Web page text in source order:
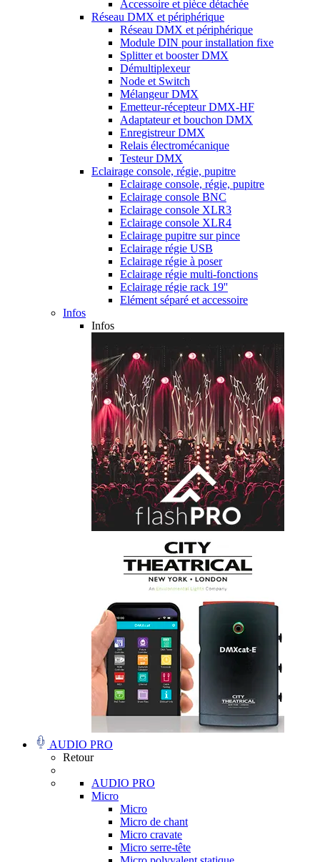
Accessoire et pièce détachée
Réseau DMX et périphérique
Réseau DMX et périphérique
Module DIN pour installation fixe
Splitter et booster DMX
Démultiplexeur
Node et Switch
Mélangeur DMX
Emetteur-récepteur DMX-HF
Adaptateur et bouchon DMX
Enregistreur DMX
Relais électromécanique
Testeur DMX
Eclairage console, régie, pupitre
Eclairage console, régie, pupitre
Eclairage console BNC
Eclairage console XLR3
Eclairage console XLR4
Eclairage pupitre sur pince
Eclairage régie USB
Eclairage régie à poser
Eclairage régie multi-fonctions
Eclairage régie rack 19''
Elément séparé et accessoire
Infos
Infos
AUDIO PRO
Retour
AUDIO PRO
Micro
Micro
Micro de chant
Micro cravate
Micro serre-tête